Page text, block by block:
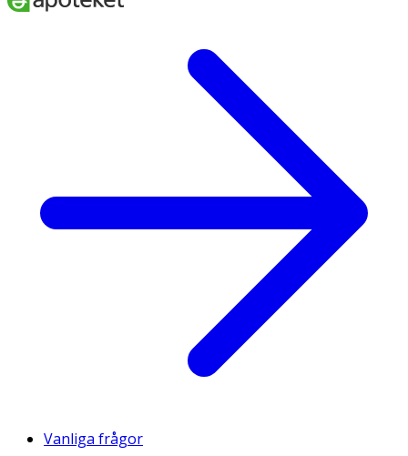
Vanliga frågor